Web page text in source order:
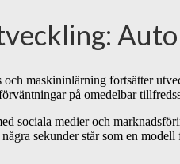
maskininlärning fortsätter
på omedelbar
sociala medier och
sekunder står som en